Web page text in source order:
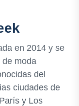
en 2014 y se
moda
del
ciudades de
y Los